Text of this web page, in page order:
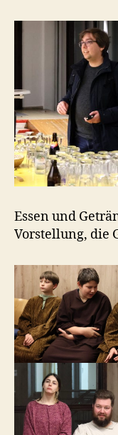
Essen und
Vorstellung, die